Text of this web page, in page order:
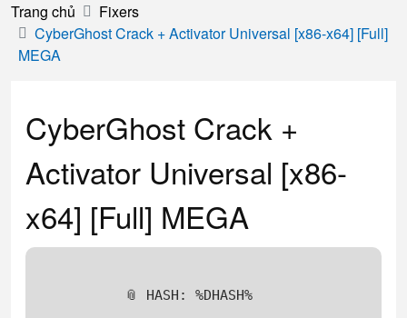
Trang chủ
Fixers
CyberGhost Crack + Activator Universal [x86-x64] [Full]
MEGA
CyberGhost Crack +
Activator Universal [x86-
x64] [Full] MEGA
📎 HASH: %DHASH%